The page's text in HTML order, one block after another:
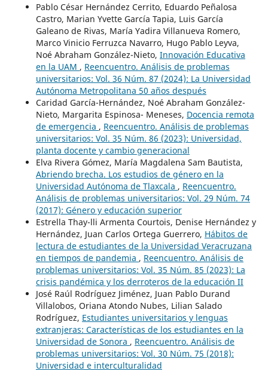
Pablo César Hernández Cerrito, Eduardo Peñalosa
Castro, Marian Yvette García Tapia, Luis García
Galeano de Rivas, María Yadira Villanueva Romero,
Marco Vinicio Ferruzca Navarro, Hugo Pablo Leyva,
Noé Abraham González-Nieto, Innovación Educativa
en la UAM , Reencuentro. Análisis de problemas
universitarios: Vol. 36 Núm. 87 (2024): La Universidad
Autónoma Metropolitana 50 años después
Caridad García-Hernández, Noé Abraham González-
Nieto, Margarita Espinosa- Meneses, Docencia remota
de emergencia , Reencuentro. Análisis de problemas
universitarios: Vol. 35 Núm. 86 (2023): Universidad,
planta docente y cambio generacional
Elva Rivera Gómez, María Magdalena Sam Bautista,
Abriendo brecha. Los estudios de género en la
Universidad Autónoma de Tlaxcala , Reencuentro.
Análisis de problemas universitarios: Vol. 29 Núm. 74
(2017): Género y educación superior
Estrella Thay-lli Armenta Courtois, Denise Hernández y
Hernández, Juan Carlos Ortega Guerrero, Hábitos de
lectura de estudiantes de la Universidad Veracruzana
en tiempos de pandemia , Reencuentro. Análisis de
problemas universitarios: Vol. 35 Núm. 85 (2023): La
crisis pandémica y los derroteros de la educación II
José Raúl Rodríguez Jiménez, Juan Pablo Durand
Villalobos, Oriana Atondo Nubes, Lilian Salado
Rodríguez, Estudiantes universitarios y lenguas
extranjeras: Características de los estudiantes en la
Universidad de Sonora , Reencuentro. Análisis de
problemas universitarios: Vol. 30 Núm. 75 (2018):
Universidad e interculturalidad